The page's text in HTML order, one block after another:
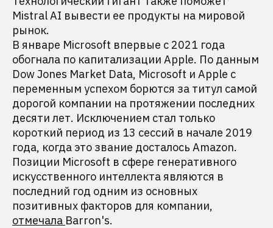
Mistral AI вывести ее продукты на мировой
рынок.
В январе Microsoft впервые с 2021 года
обогнала по капитализации Apple. По данным
Dow Jones Market Data, Microsoft и Apple с
переменным успехом борются за титул самой
дорогой компании на протяжении последних
десяти лет. Исключением стал только
короткий период из 13 сессий в начале 2019
года, когда это звание досталось Amazon.
Позиции Microsoft в сфере генеративного
искусственного интеллекта являются в
последний год одним из основных
позитивных факторов для компании,
отмечала Barron's.